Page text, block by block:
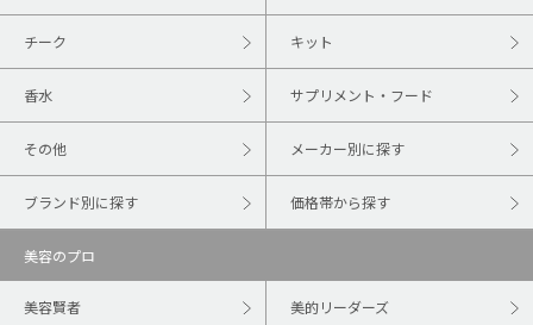
チーク キット
香水 サプリメント・フード
その他 メーカー別に探す
ブランド別に探す 価格帯から探す
美容のプロ
美容賢者 美的リーダーズ